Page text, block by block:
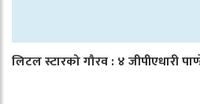
लिटल स्टारको गौरव : ४ जीपीएधारी